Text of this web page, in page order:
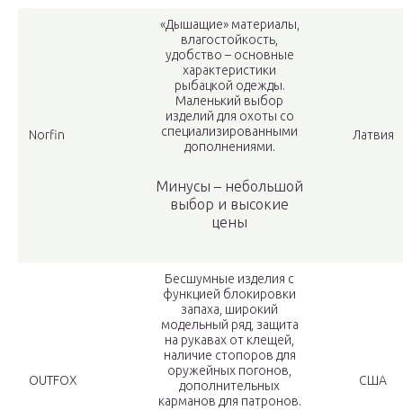
Norfin
«Дышащие» материалы,
влагостойкость,
удобство – основные
характеристики
рыбацкой одежды.
Маленький выбор
изделий для охоты со
специализированными
дополнениями.
Минусы – небольшой
выбор и высокие
цены
Латвия
OUTFOX
Бесшумные изделия с
функцией блокировки
запаха, широкий
модельный ряд, защита
на рукавах от клещей,
наличие стопоров для
оружейных погонов,
дополнительных
карманов для патронов.
США